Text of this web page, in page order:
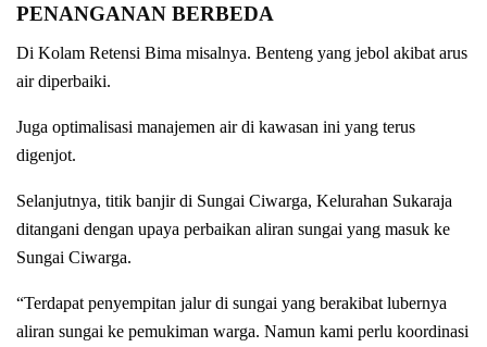
PENANGANAN BERBEDA
Di Kolam Retensi Bima misalnya. Benteng yang jebol akibat arus
air diperbaiki.
Juga optimalisasi manajemen air di kawasan ini yang terus
digenjot.
Selanjutnya, titik banjir di Sungai Ciwarga, Kelurahan Sukaraja
ditangani dengan upaya perbaikan aliran sungai yang masuk ke
Sungai Ciwarga.
“Terdapat penyempitan jalur di sungai yang berakibat lubernya
aliran sungai ke pemukiman warga. Namun kami perlu koordinasi